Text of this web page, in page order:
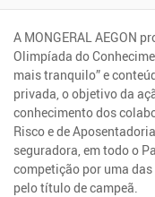
A MONGERAL AEGON
Olimpíada do
mais tranquilo” e
privada, o objetivo da
conhecimento dos
Risco e de
seguradora, em todo o
competição por uma
pelo título de campeã.